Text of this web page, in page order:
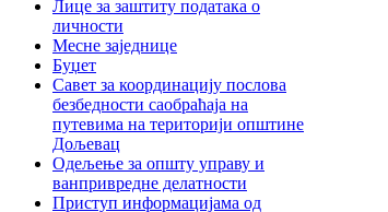
Лице за заштиту података о
личности
Месне заједнице
Буџет
Савет за координацију послова
безбедности саобраћаја на
путевима на територији општине
Дољевац
Одељење за општу управу и
ванпривредне делатности
Приступ информацијама од